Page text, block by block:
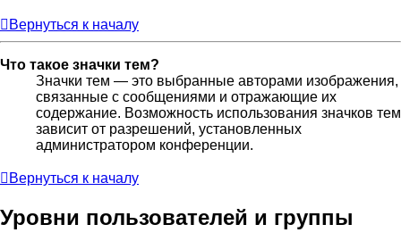
Вернуться к началу
Что такое значки тем?
Значки тем — это выбранные авторами изображения,
связанные с сообщениями и отражающие их
содержание. Возможность использования значков тем
зависит от разрешений, установленных
администратором конференции.
Вернуться к началу
Уровни пользователей и группы